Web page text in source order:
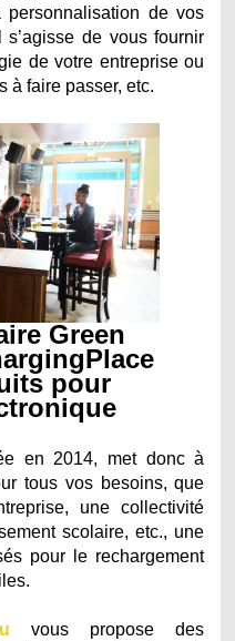
de vos
s’agisse de vous fournir
de votre entreprise ou
à faire passer, etc.
Green
pour
en 2014, met donc à
tous vos besoins, que
une collectivité
scolaire, etc., une
pour le rechargement
vous propose des